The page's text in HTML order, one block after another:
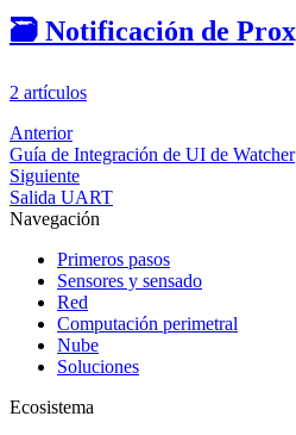
🗃️ Notificación de
2 artículos
Anterior
Guía de Integración de UI de Watcher
Siguiente
Salida UART
Navegación
Primeros pasos
Sensores y sensado
Red
Computación perimetral
Nube
Soluciones
Ecosistema